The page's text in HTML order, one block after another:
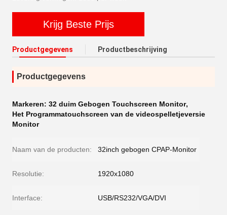
Krijg Beste Prijs
Productgegevens Productbeschrijving
Productgegevens
Markeren: 32 duim Gebogen Touchscreen Monitor,
Het Programmatouchscreen van de videospelletjeversie
Monitor
Naam van de producten: 32inch gebogen CPAP-Monitor
Resolutie: 1920x1080
Interface: USB/RS232/VGA/DVI